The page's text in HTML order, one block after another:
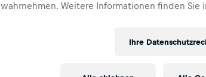
wahrnehmen. Weitere Informationen finden Sie
Ihre